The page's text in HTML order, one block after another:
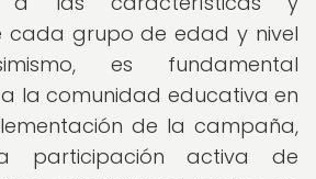
cada grupo de edad y nivel
es fundamental
la comunidad educativa en
de la campaña,
participación activa de